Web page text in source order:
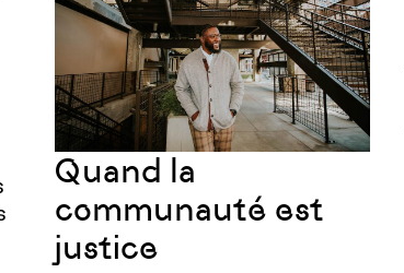
Quand la
communauté est
justice